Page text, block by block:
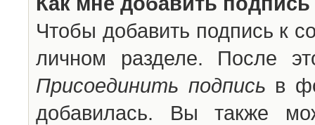
Чтобы добавить подпись к
личном разделе. После
Присоединить подпись в
добавилась. Вы также